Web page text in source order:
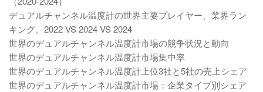
デュアルチャンネル温度計の世界主要プレイヤー、業界ラン
キング、2022 VS 2024 VS 2024
世界のデュアルチャンネル温度計市場の競争状況と動向
世界のデュアルチャンネル温度計市場集中率
世界のデュアルチャンネル温度計上位3社と5社の売上シェア
世界のデュアルチャンネル温度計市場：企業タイプ別シェア